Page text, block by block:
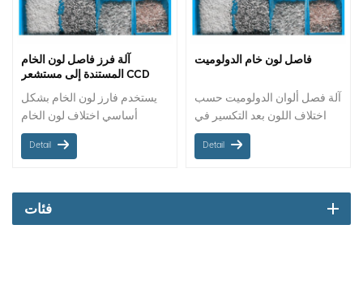
آلة فرز فاصل لون الخام
المستندة إلى مستشعر CCD
يستخدم فارز لون الخام بشكل
أساسي اختلاف لون الخام
لتصنيف الخامات عالية الجودة
لإنتاج منتجات خام مختلفة. يمكن
ذلك ، على فارز لون الخام لفرز
الألوان.
Detail
فاصل لون خام الدولوميت
آلة فصل ألوان الدولوميت حسب
اختلاف اللون بعد التكسير في
مصانع المعالجة ، وهو مناسب
لجميع أنواع الفرز اللوني
إلى 40 مم
Detail
فئات